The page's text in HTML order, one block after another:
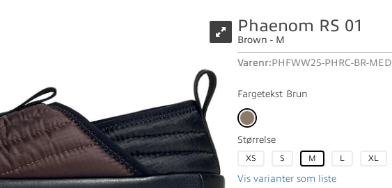
Phaenom RS 01
Brown - M
Varenr: PHFWW25-PHRC-BR-MED
Fargetekst Brun
Størrelse
XS S M L XL
Vis varianter som liste